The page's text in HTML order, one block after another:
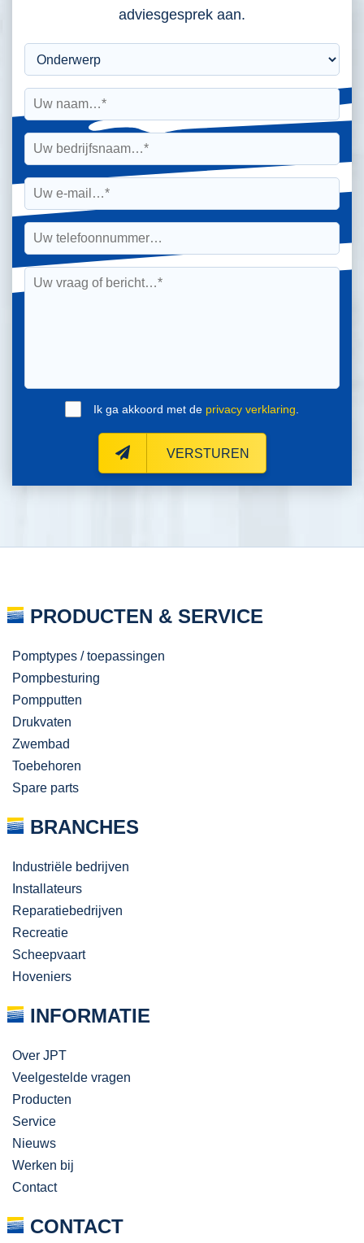
adviesgesprek aan.
Ik ga akkoord met de privacy verklaring
VERSTUREN
PRODUCTEN & SERVICE
Pomptypes / toepassingen
Pompbesturing
Pompputten
Drukvaten
Zwembad
Toebehoren
Spare parts
BRANCHES
Industriële bedrijven
Installateurs
Reparatiebedrijven
Recreatie
Scheepvaart
Hoveniers
INFORMATIE
Over JPT
Veelgestelde vragen
Producten
Service
Nieuws
Werken bij
Contact
CONTACT